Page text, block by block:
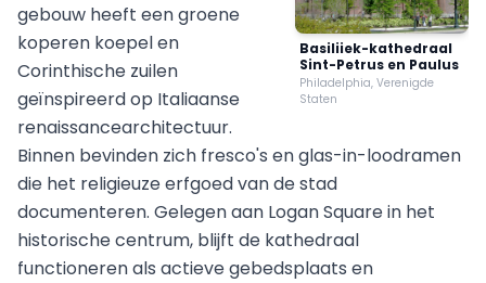
Basiliiek-kathedraal
Sint-Petrus en Paulus
Philadelphia, Verenigde
Staten
gebouw heeft een groene
koperen koepel en
Corinthische zuilen
geïnspireerd op Italiaanse
renaissancearchitectuur.
Binnen bevinden zich fresco's en glas-in-loodramen
die het religieuze erfgoed van de stad
documenteren. Gelegen aan Logan Square in het
historische centrum, blijft de kathedraal
functioneren als actieve gebedsplaats en